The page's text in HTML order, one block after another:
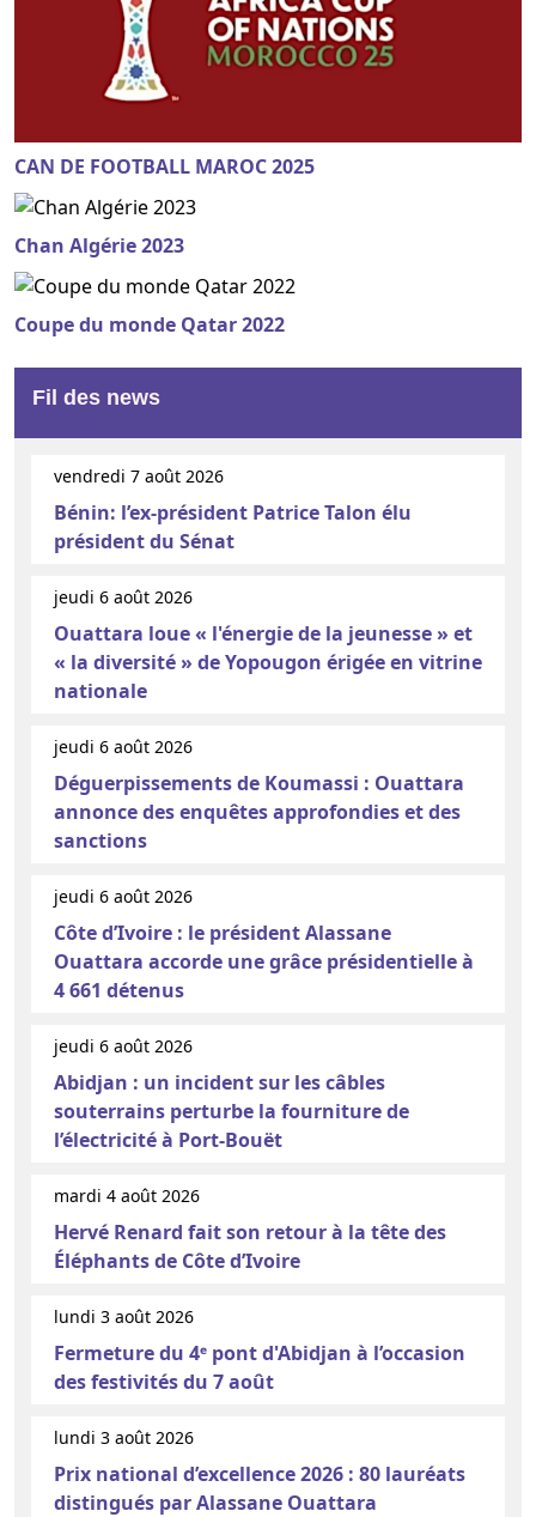
CAN DE FOOTBALL MAROC 2025
Chan Algérie 2023
Coupe du monde Qatar 2022
Fil des news
vendredi 7 août 2026
Bénin: l’ex-président Patrice Talon élu
président du Sénat
jeudi 6 août 2026
Ouattara loue « l'énergie de la jeunesse » et
« la diversité » de Yopougon érigée en vitrine
nationale
jeudi 6 août 2026
Déguerpissements de Koumassi : Ouattara
annonce des enquêtes approfondies et des
sanctions
jeudi 6 août 2026
Côte d’Ivoire : le président Alassane
Ouattara accorde une grâce présidentielle à
4 661 détenus
jeudi 6 août 2026
Abidjan : un incident sur les câbles
souterrains perturbe la fourniture de
l’électricité à Port-Bouët
mardi 4 août 2026
Hervé Renard fait son retour à la tête des
Éléphants de Côte d’Ivoire
lundi 3 août 2026
Fermeture du 4ᵉ pont d'Abidjan à l’occasion
des festivités du 7 août
lundi 3 août 2026
Prix national d’excellence 2026 : 80 lauréats
distingués par Alassane Ouattara